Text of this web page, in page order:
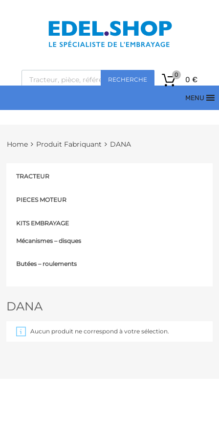
RECHERCHE 0 €
0
MENU
Home Produit Fabriquant DANA
DANA
Aucun produit ne correspond à votre sélection.
TRACTEUR
PIECES MOTEUR
KITS EMBRAYAGE
Mécanismes – disques
Butées – roulements